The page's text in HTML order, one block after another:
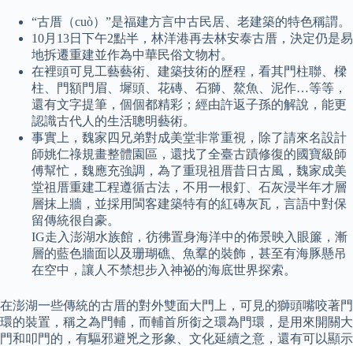
“古厝（cuò）”是福建方言中古民居、老建築的特色稱謂。
10月13日下午2點半，林洋港再去林安泰古厝，決定仍是易
地拆遷重建並作為中華民俗文物村。
在裡頭可見工藝藝術、建築技術的歷程，看其門柱聯、樑
柱、門額門眉、墀頭、花磚、石獅、鰲魚、泥作…等等，
還有文字提筆，個個都精彩；經由許返子孫的解說，能更
認識古代人的生活聰明藝術。
事實上，魏家四兄弟對成美堂非常重視，除了請來名設計
師姚仁祿規畫整體園區，還找了全臺古蹟修復的國寶級師
傅幫忙，魏應充強調，為了重現祖厝昔日古風，魏家成美
堂祖厝重建工程遵循古法，不用一根釘、石灰浸半年才層
層抹上牆，並採用閩客建築特有的紅磚灰瓦，言語中對保
留傳統很自豪。
IG走入澎湖水族館，彷彿置身海洋中的佈景映入眼簾，漸
層的藍色牆面以及珊瑚礁、魚羣的裝飾，甚至有海豚懸吊
在空中，讓人不禁想步入神祕的海底世界探索。
在澎湖一些傳統的古厝的對外雙面大門上，可見的獅頭嘴咬著門
環的裝置，稱之為門輔，而輔首所銜之環為門環，是用來開關大
門和叩門的，有驅邪避兇之形象、文化延續之意，還有可以顯示